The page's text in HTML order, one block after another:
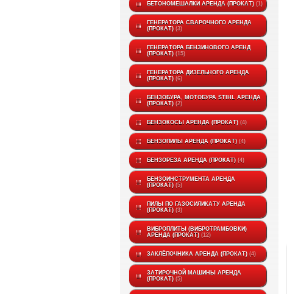
БЕТОНОМЕШАЛКИ АРЕНДА (ПРОКАТ) 1
ГЕНЕРАТОРА СВАРОЧНОГО АРЕНДА
(ПРОКАТ) 3
ГЕНЕРАТОРА БЕНЗИНОВОГО АРЕНД
(ПРОКАТ) 15
ГЕНЕРАТОРА ДИЗЕЛЬНОГО АРЕНДА
(ПРОКАТ) 6
БЕНЗОБУРА, МОТОБУРА STIHL АРЕНДА
(ПРОКАТ) 2
БЕНЗОКОСЫ АРЕНДА (ПРОКАТ) 4
БЕНЗОПИЛЫ АРЕНДА (ПРОКАТ) 4
БЕНЗОРЕЗА АРЕНДА (ПРОКАТ) 4
БЕНЗОИНСТРУМЕНТА АРЕНДА
(ПРОКАТ) 5
ПИЛЫ ПО ГАЗОСИЛИКАТУ АРЕНДА
(ПРОКАТ) 3
ВИБРОПЛИТЫ (ВИБРОТРАМБОВКИ)
АРЕНДА (ПРОКАТ) 12
ЗАКЛЁПОЧНИКА АРЕНДА (ПРОКАТ) 4
ЗАТИРОЧНОЙ МАШИНЫ АРЕНДА
(ПРОКАТ) 5